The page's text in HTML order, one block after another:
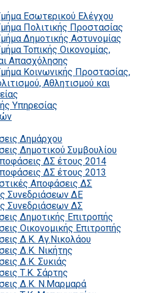
Εσωτερικού Ελέγχου
Πολιτικής Προστασίας
Δημοτικής Αστυνομίας
Τοπικής Οικονομίας,
Απασχόλησης
Κοινωνικής Προστασίας,
Αθλητισμού και
Υπηρεσίας
Δημάρχου
Δημοτικού Συμβουλίου
ΔΣ έτους 2014
ΔΣ έτους 2013
Αποφάσεις ΔΣ
Συνεδριάσεων ΔΕ
Συνεδριάσεων ΔΣ
Δημοτικής Επιτροπής
Οικονομικής Επιτροπής
Δ.Κ. Αγ.Νικολάου
Δ.Κ. Νικήτης
Δ.Κ. Συκιάς
Τ.Κ. Σάρτης
Δ.Κ. Ν.Μαρμαρά